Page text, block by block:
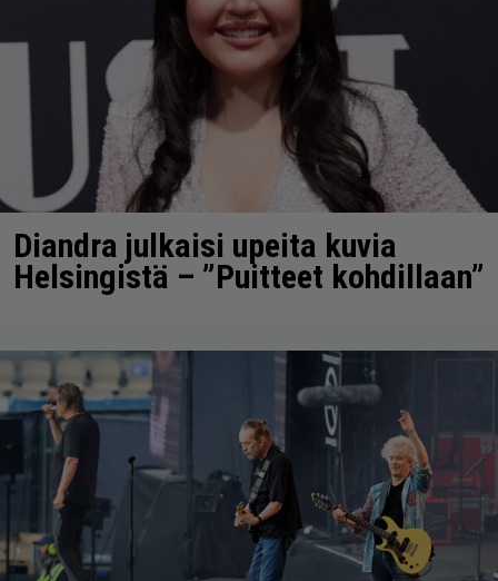
Diandra julkaisi upeita kuvia
Helsingistä – ”Puitteet kohdillaan”